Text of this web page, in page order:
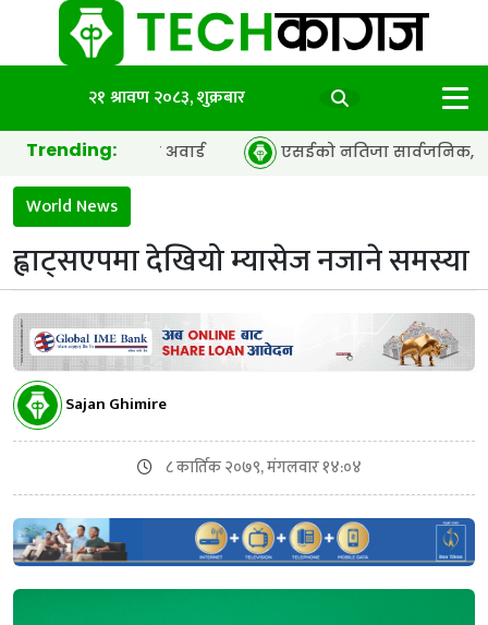
२१ श्रावण २०८३, शुक्रबार
Trending:
द इयर’ अवार्ड एसईको नतिजा सार्वजनिक, ६५.९८ प्रतिशत
World News
ह्वाट्सएपमा देखियो म्यासेज नजाने समस्या
Sajan Ghimire
८ कार्तिक २०७९, मंगलवार १४:०४